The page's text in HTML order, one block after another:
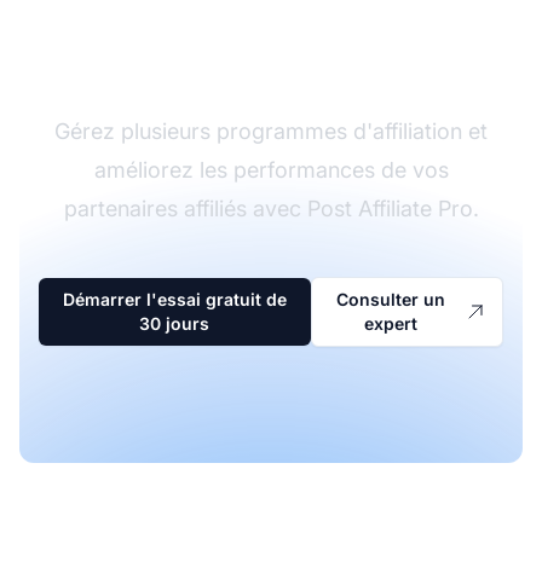
Gérez plusieurs programmes d'affiliation et
améliorez les performances de vos
partenaires affiliés avec Post Affiliate Pro.
Démarrer l'essai gratuit de
30 jours
Consulter un
expert